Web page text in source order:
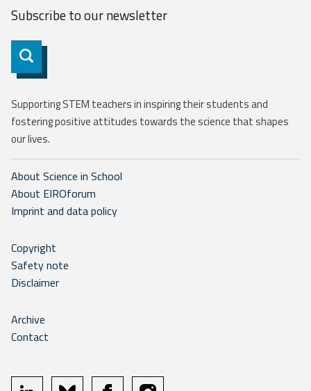
Subscribe to ournewsletter
Subscribe
Supporting STEM teachers in inspiring their students and
fostering positive attitudes towards the science that shapes
our lives.
About Science in School
About EIROforum
Imprint and data policy
Copyright
Safety note
Disclaimer
Archive
Contact